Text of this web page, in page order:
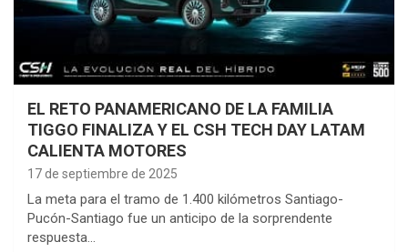
EL RETO PANAMERICANO DE LA FAMILIA
TIGGO FINALIZA Y EL CSH TECH DAY LATAM
CALIENTA MOTORES
17 de septiembre de 2025
La meta para el tramo de 1.400 kilómetros Santiago-
Pucón-Santiago fue un anticipo de la sorprendente
respuesta…